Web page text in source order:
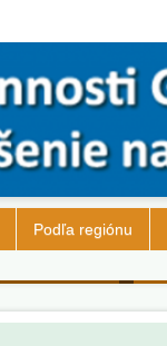
Podľa regiónu